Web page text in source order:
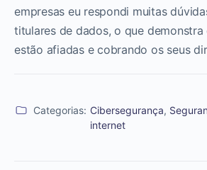
empresas eu respondi muitas
titulares de dados, o que demonstra
estão afiadas e cobrando os seus
Categorias: Cibersegurança,
internet